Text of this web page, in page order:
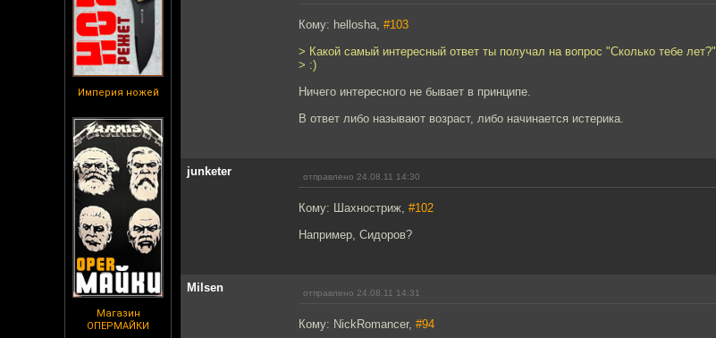
Империя ножей
Магазин
ОПЕРМАЙКИ
Кому: hellosha, #103
> Какой самый интересный ответ ты получал на вопрос "Сколько тебе лет?"
> :)
Ничего интересного не бывает в принципе.
В ответ либо называют возраст, либо начинается истерика.
junketer отправлено 24.08.11 14:30
Кому: Шахностриж, #102
Например, Сидоров?
Milsen отправлено 24.08.11 14:31
Кому: NickRomancer, #94